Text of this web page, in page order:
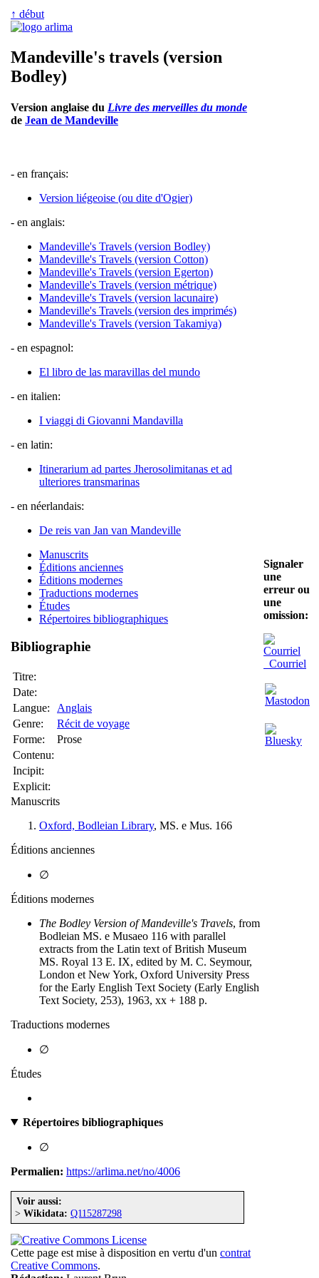
↑ début
Mandeville's travels (version
Bodley)
Version anglaise du Livre des merveilles du monde
de Jean de Mandeville
- en français:
Version liégeoise (ou dite d'Ogier)
- en anglais:
Mandeville's Travels (version Bodley)
Mandeville's Travels (version Cotton)
Mandeville's Travels (version Egerton)
Mandeville's Travels (version métrique)
Mandeville's Travels (version lacunaire)
Mandeville's Travels (version des imprimés)
Mandeville's Travels (version Takamiya)
- en espagnol:
El libro de las maravillas del mundo
- en italien:
I viaggi di Giovanni Mandavilla
- en latin:
Itinerarium ad partes Jherosolimitanas et ad
ulteriores transmarinas
- en néerlandais:
De reis van Jan van Mandeville
Manuscrits
Éditions anciennes
Éditions modernes
Traductions modernes
Études
Répertoires bibliographiques
Bibliographie
Titre:
Date:
Langue:
Anglais
Genre:
Récit de voyage
Forme:
Prose
Contenu:
Incipit:
Explicit:
Manuscrits
Oxford, Bodleian Library, MS. e Mus. 166
Éditions anciennes
∅
Éditions modernes
The Bodley Version of Mandeville's Travels, from
Bodleian MS. e Musaeo 116 with parallel
extracts from the Latin text of British Museum
MS. Royal 13 E. IX, edited by M. C. Seymour,
London et New York, Oxford University Press
for the Early English Text Society (Early English
Text Society, 253), 1963, xx + 188 p.
Traductions modernes
∅
Études
Répertoires bibliographiques
∅
Permalien: https://arlima.net/no/4006
Voir aussi:
> Wikidata: Q115287298
Cette page est mise à disposition en vertu d'un contrat
Creative Commons.
Signaler
une
erreur ou
une
omission:
Courriel